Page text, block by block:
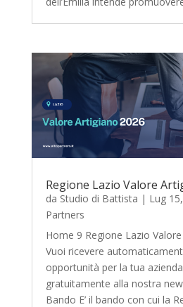
Regione Lazio Valore
da Studio di Battista | Lug
Partners
Home 9 Regione Lazio
Vuoi ricevere
opportunità per la tua
gratuitamente alla nostra
Bando E’ il bando con cui la